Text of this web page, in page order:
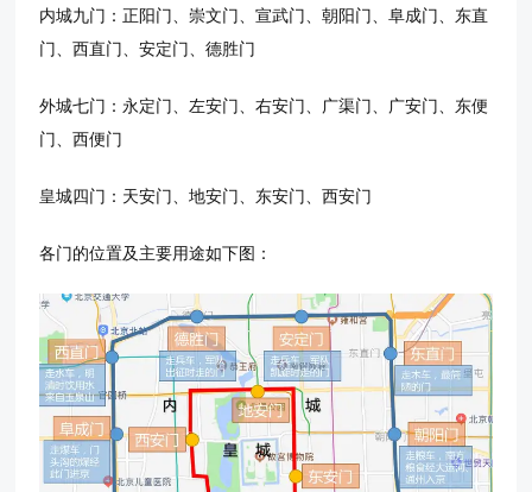
内城九门：正阳门、崇文门、宣武门、朝阳门、阜成门、东直
门、西直门、安定门、德胜门
外城七门：永定门、左安门、右安门、广渠门、广安门、东便
门、西便门
皇城四门：天安门、地安门、东安门、西安门
各门的位置及主要用途如下图：